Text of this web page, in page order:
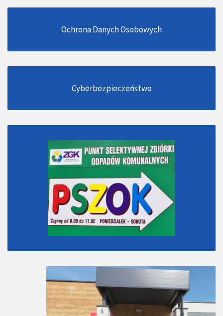
Ochrona Danych Osobowych
Cyberbezpieczeństwo